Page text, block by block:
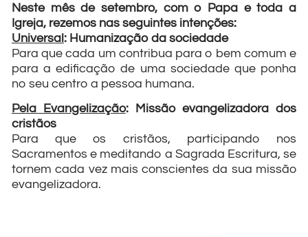
Neste mês de setembro, com o Papa e toda a
Igreja, rezemos nas seguintes intenções:
Universal: Humanização da sociedade
Para que cada um contribua para o bem comum e
para a edificação de uma sociedade que ponha
no seu centro a pessoa humana.
Pela Evangelização: Missão evangelizadora dos
cristãos
Para que os cristãos, participando nos
Sacramentos e meditando a Sagrada Escritura, se
tornem cada vez mais conscientes da sua missão
evangelizadora.